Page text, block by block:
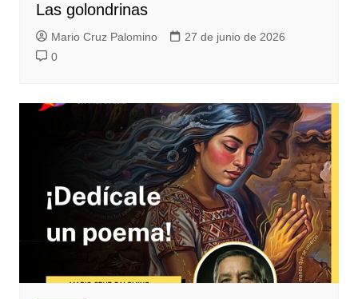
Las golondrinas
Mario Cruz Palomino
27 de junio de 2026
0